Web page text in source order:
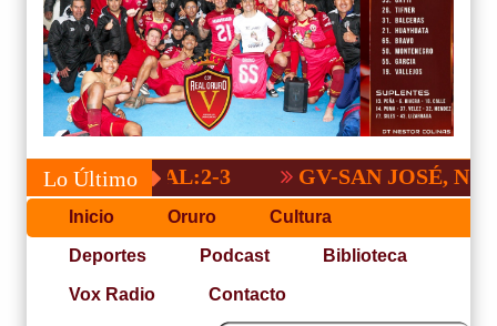
Lo Último
3 GV-SAN JOSÉ, NO PUDO
Inicio Oruro Cultura
Deportes Podcast Biblioteca
Vox Radio Contacto